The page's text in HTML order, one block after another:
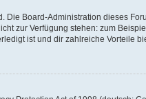
Die Board-Administration dieses
zur Verfügung stehen: zum
ist und dir zahlreiche Vorteile